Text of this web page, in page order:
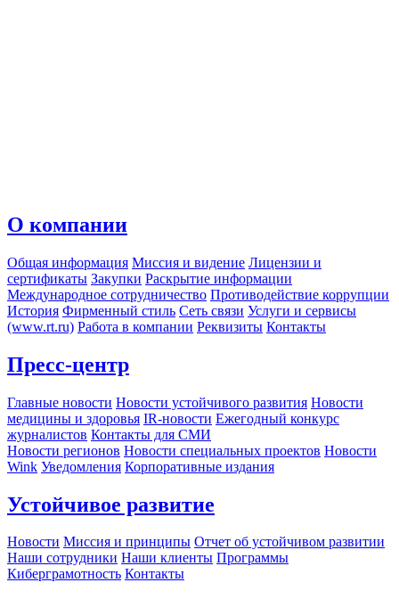
О компании
Общая информация Миссия и видение Лицензии и
сертификаты Закупки Раскрытие информации
Международное сотрудничество Противодействие коррупции
История Фирменный стиль Сеть связи Услуги и сервисы
(www.rt.ru) Работа в компании Реквизиты Контакты
Пресс-центр
Главные новости Новости устойчивого развития Новости
медицины и здоровья IR-новости Ежегодный конкурс
журналистов Контакты для СМИ
Новости регионов Новости специальных проектов Новости
Wink Уведомления Корпоративные издания
Устойчивое развитие
Новости Миссия и принципы Отчет об устойчивом развитии
Наши сотрудники Наши клиенты Программы
Киберграмотность Контакты